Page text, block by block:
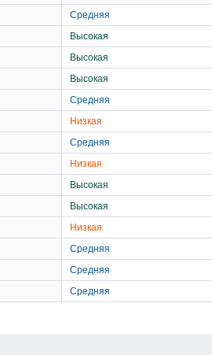
Средняя
Высокая
Высокая
Высокая
Средняя
Низкая
Средняя
Низкая
Высокая
Высокая
Низкая
Средняя
Средняя
Средняя